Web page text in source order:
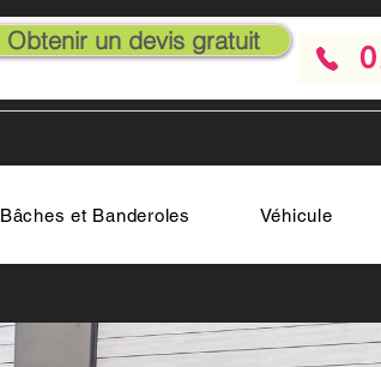
Obtenir un devis gratuit
Bâches et Banderoles Véhicule